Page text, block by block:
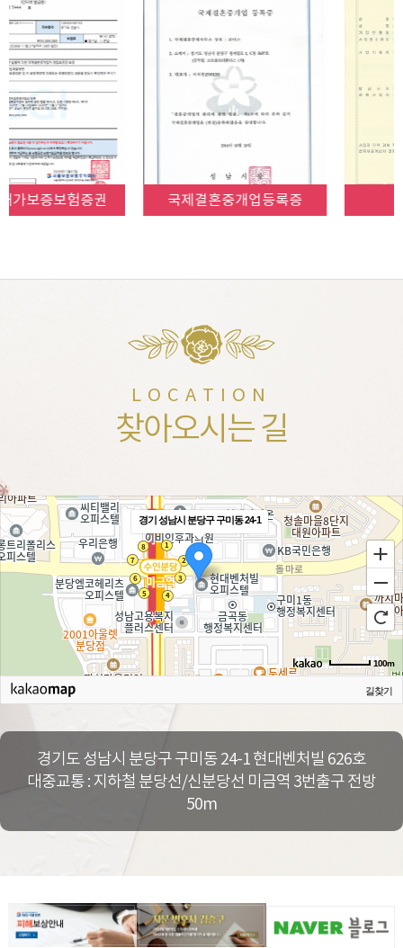
국제결혼중개업등록증 사업자등록증
LOCATION
찾아오시는 길
경기 성남시 분당구 구미동 24-1
100m
길찾기
경기도 성남시 분당구 구미동 24-1 현대벤처빌 626호
대중교통 : 지하철 분당선/신분당선 미금역 3번출구 전방
50m